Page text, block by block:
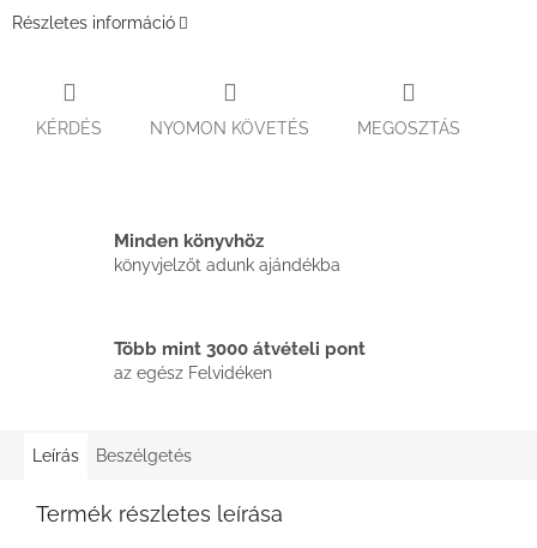
Részletes információ
KÉRDÉS NYOMON KÖVETÉS MEGOSZTÁS
Minden könyvhöz
könyvjelzőt adunk ajándékba
Több mint 3000 átvételi pont
az egész Felvidéken
Leírás Beszélgetés
Termék részletes leírása